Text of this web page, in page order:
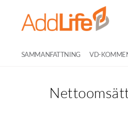
SAMMANFATTNING VD-